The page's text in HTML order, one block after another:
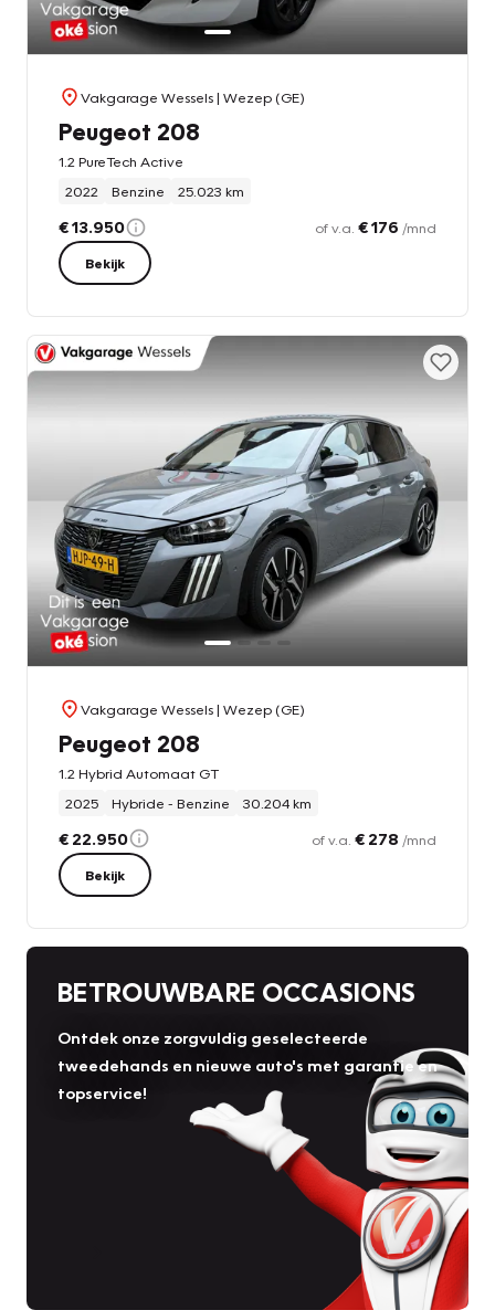
Vakgarage Wessels| Wezep (GE)
Peugeot 208
1.2 PureTech Active
2022
Benzine 25.023 km
€ 13.950 of v.a. € 176 /mnd
Bekijk
Vakgarage Wessels| Wezep (GE)
Peugeot 208
1.2 Hybrid Automaat GT
2025
Hybride - Benzine 30.204 km
€ 22.950 of v.a. € 278 /mnd
Bekijk
BETROUWBARE OCCASIONS
Ontdek onze zorgvuldig geselecteerde
tweedehands en nieuwe auto's met garantie en
topservice!